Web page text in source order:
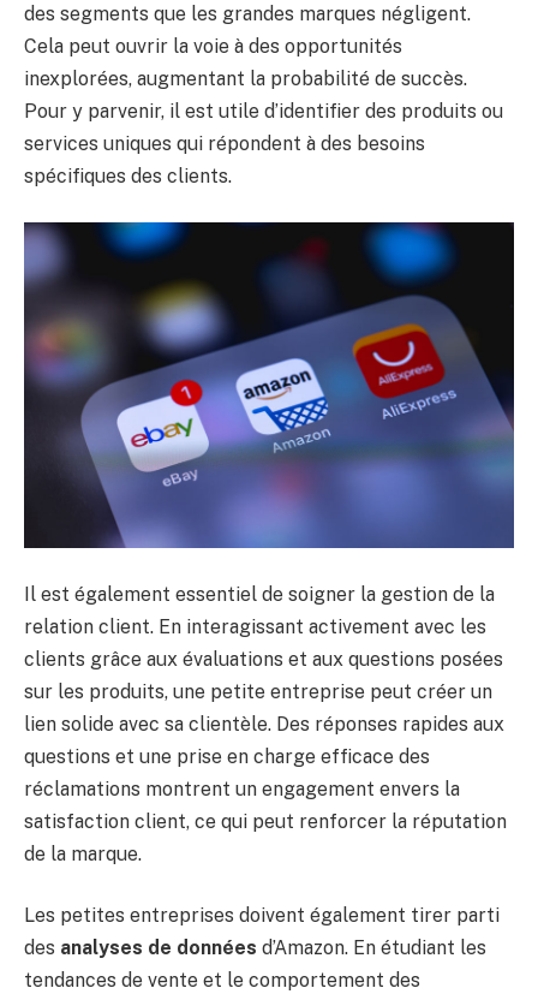
des segments que les grandes marques négligent.
Cela peut ouvrir la voie à des opportunités
inexplorées, augmentant la probabilité de succès.
Pour y parvenir, il est utile d’identifier des produits ou
services uniques qui répondent à des besoins
spécifiques des clients.
Il est également essentiel de soigner la gestion de la
relation client. En interagissant activement avec les
clients grâce aux évaluations et aux questions posées
sur les produits, une petite entreprise peut créer un
lien solide avec sa clientèle. Des réponses rapides aux
questions et une prise en charge efficace des
réclamations montrent un engagement envers la
satisfaction client, ce qui peut renforcer la réputation
de la marque.
Les petites entreprises doivent également tirer parti
des analyses de données d’Amazon. En étudiant les
tendances de vente et le comportement des